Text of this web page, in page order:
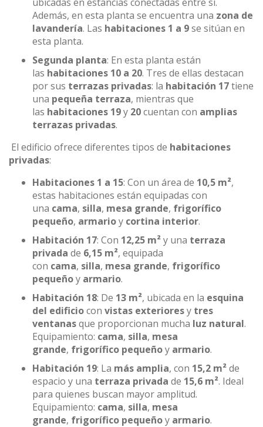
Además, en esta planta se encuentra una zona de
lavandería. Las habitaciones 1 a 9se sitúan en
esta planta.
Segunda planta: En esta planta están
las habitaciones 10 a 20. Tres de ellas destacan
por sus terrazas privadas: la habitación 17tiene
una pequeña terraza, mientras que
las habitaciones 19y 20cuentan con amplias
terrazas privadas.
El edificio ofrece diferentes tipos de habitaciones
privadas:
Habitaciones 1 a 15: Con un área de 10,5 m²,
estas habitaciones están equipadas con
una cama, silla, mesa grande, frigorífico
pequeño, armarioy cortina interior.
Habitación 17: Con 12,25 m²y una terraza
privada de 6,15 m², equipada
con cama, silla, mesa grande, frigorífico
pequeñoy armario.
Habitación 18: De 13 m², ubicada en la esquina
del edificiocon vistas exterioresy tres
ventanasque proporcionan mucha luz natural.
Equipamiento: cama, silla, mesa
grande, frigorífico pequeñoy armario.
Habitación 19: La más amplia, con 15,2 m²de
espacio y una terraza privada de 15,6 m². Ideal
para quienes buscan mayor amplitud.
Equipamiento: cama, silla, mesa
grande, frigorífico pequeñoy armario.